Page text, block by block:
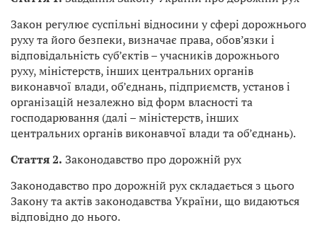
Закон регулює суспільні відносини у сфері дорожнього
руху та його безпеки, визначає права, обов’язки і
відповідальність суб’єктів – учасників дорожнього
руху, міністерств, інших центральних органів
виконавчої влади, об’єднань, підприємств, установ і
організацій незалежно від форм власності та
господарювання (далі – міністерств, інших
центральних органів виконавчої влади та об’єднань).
Стаття 2. Законодавство про дорожній рух
Законодавство про дорожній рух складається з цього
Закону та актів законодавства України, що видаються
відповідно до нього.